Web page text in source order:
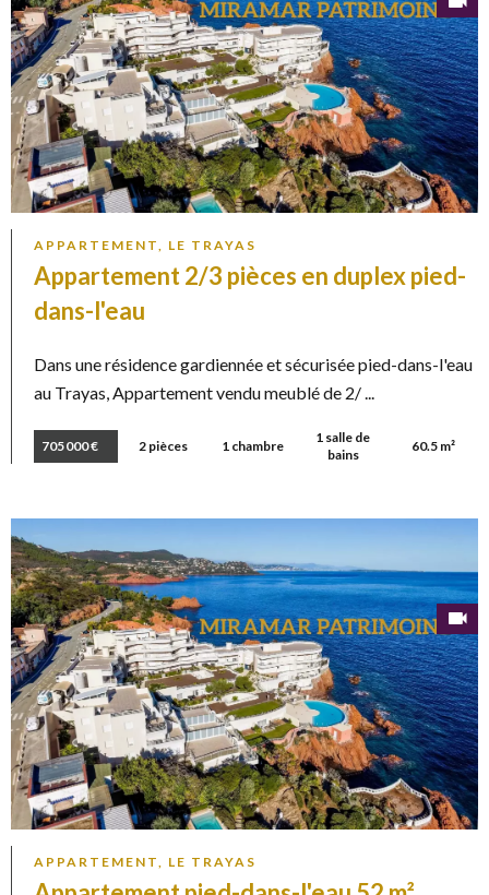
APPARTEMENT, LE TRAYAS
Appartement 2/3 pièces en duplex pied-
dans-l'eau
Dans une résidence gardiennée et sécurisée pied-dans-l'eau
au Trayas, Appartement vendu meublé de 2/ ...
705 000 € 2 pièces 1 chambre
1 salle de
bains
60.5 m²
APPARTEMENT, LE TRAYAS